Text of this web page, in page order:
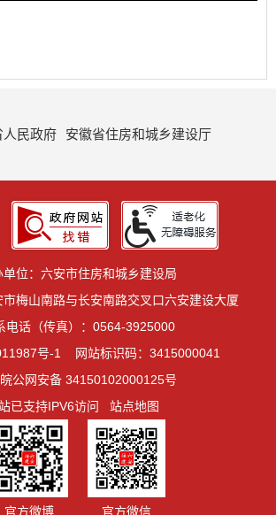
人民政府
安徽省住房和城乡建设厅
单位：六安市住房和城乡建设局
梅山南路与长安南路交叉口六安建设大厦
电话（传真）：0564-3925000
号-1
网站标识码：3415000041
皖公网安备 34150102000125号
已支持IPV6访问
站点地图
官方微博 官方微信